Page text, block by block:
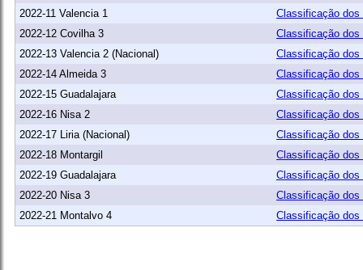
2022-11 Valencia 1
Classificação dos
2022-12 Covilha 3
Classificação dos
2022-13 Valencia 2 (Nacional)
Classificação dos
2022-14 Almeida 3
Classificação dos
2022-15 Guadalajara
Classificação dos
2022-16 Nisa 2
Classificação dos
2022-17 Liria (Nacional)
Classificação dos
2022-18 Montargil
Classificação dos
2022-19 Guadalajara
Classificação dos
2022-20 Nisa 3
Classificação dos
2022-21 Montalvo 4
Classificação dos